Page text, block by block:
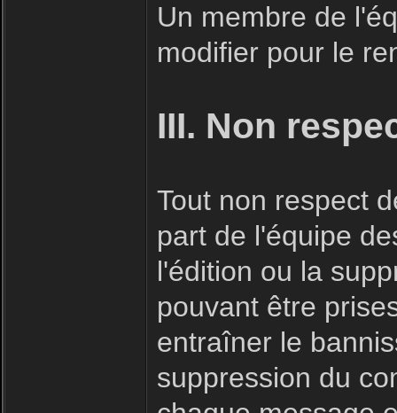
Un membre de
modifier pour le
III. Non
Tout non respect
part de l'équipe
l'édition ou la
pouvant être
entraîner le
suppression du